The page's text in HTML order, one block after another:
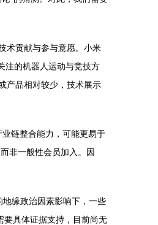
术贡献与参与意愿。小米
注的机器人运动与竞技方
产品相对较少，技术展示
链整合能力，可能更易于
非一般性会员加入。因
缘政治因素影响下，一些
要具体证据支持，目前尚无